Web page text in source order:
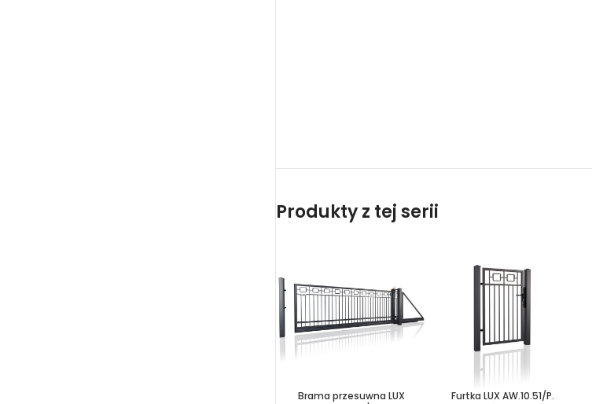
Produkty z tej serii
Brama przesuwna LUX
Furtka LUX AW.10.51/P.